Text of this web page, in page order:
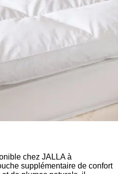
chez JALLA à
supplémentaire de confort